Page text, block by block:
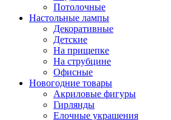
Потолочные
Настольные лампы
Декоративные
Детские
На прищепке
На струбцине
Офисные
Новогодние товары
Акриловые фигуры
Гирлянды
Елочные украшения